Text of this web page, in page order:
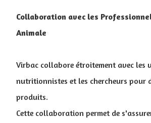
Collaboration avec les
Animale
Virbac collabore étroitement avec les
nutritionnistes et les chercheurs pour
produits.
Cette collaboration permet de